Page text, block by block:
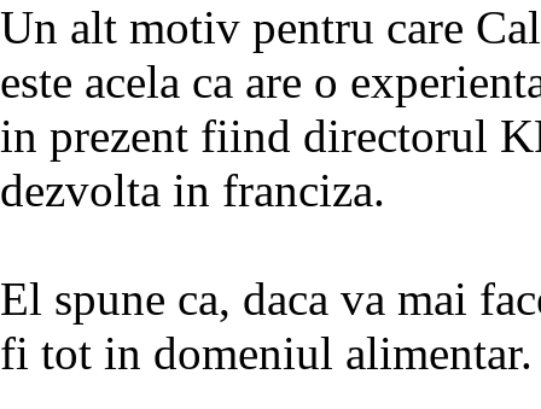
Un alt motiv pentru care
este acela ca are o
in prezent fiind directorul
dezvolta in franciza.
El spune ca, daca va mai
fi tot in domeniul alimentar.